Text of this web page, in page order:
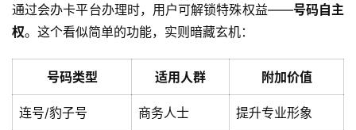
通过会办卡平台办理时，用户可解锁特殊权益——号码自主
权。这个看似简单的功能，实则暗藏玄机：
号码类型 适用人群 附加价值
连号/豹子号 商务人士 提升专业形象